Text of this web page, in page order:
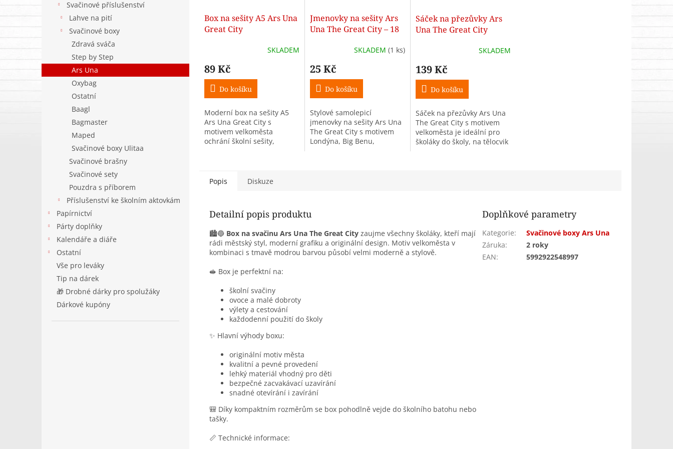
Svačinové příslušenství
Lahve na pití
Svačinové boxy
Zdravá sváča
Step by Step
Ars Una
Oxybag
Ostatní
Baagl
Bagmaster
Maped
Svačinové boxy Ulitaa
Svačinové brašny
Svačinové sety
Pouzdra s příborem
Příslušenství ke školním aktovkám
Papírnictví
Párty doplňky
Kalendáře a diáře
Ostatní
Vše pro leváky
Tip na dárek
🎁 Drobné dárky pro spolužáky
Dárkové kupóny
Box na sešity A5 Ars Una
Great City
SKLADEM
89 Kč
Do košíku
Moderní box na sešity A5
Ars Una Great City s
motivem velkoměsta
ochrání školní sešity,
Jmenovky na sešity Ars
Una The Great City – 18
SKLADEM (1 ks)
25 Kč
Do košíku
Stylové samolepicí
jmenovky na sešity Ars Una
The Great City s motivem
Londýna, Big Benu,
Sáček na přezůvky Ars
Una The Great City
SKLADEM
139 Kč
Do košíku
Sáček na přezůvky Ars Una
The Great City s motivem
velkoměsta je ideální pro
školáky do školy, na tělocvik
Popis Diskuze
Detailní popis produktu
🏙️🔵 Box na svačinu Ars Una The Great City zaujme všechny školáky, kteří mají
rádi městský styl, moderní grafiku a originální design. Motiv velkoměsta v
kombinaci s tmavě modrou barvou působí velmi moderně a stylově.
🥪 Box je perfektní na:
školní svačiny
ovoce a malé dobroty
výlety a cestování
každodenní použití do školy
✨ Hlavní výhody boxu:
originální motiv města
kvalitní a pevné provedení
lehký materiál vhodný pro děti
bezpečné zacvakávací uzavírání
snadné otevírání i zavírání
🎒 Díky kompaktním rozměrům se box pohodlně vejde do školního batohu nebo
tašky.
📏 Technické informace:
Doplňkové parametry
Kategorie:
Svačinové boxy Ars Una
Záruka:
2 roky
EAN: 5992922548997